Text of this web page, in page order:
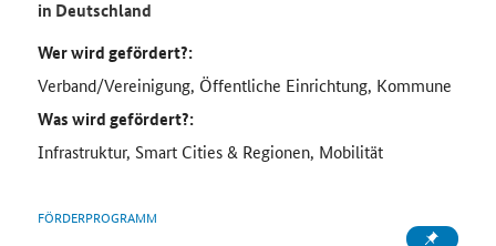
in Deutschland
Wer wird gefördert?:
Verband/Vereinigung, Öffentliche Einrichtung, Kommune
Was wird gefördert?:
Infrastruktur, Smart Cities & Regionen, Mobilität
FÖRDERPROGRAMM